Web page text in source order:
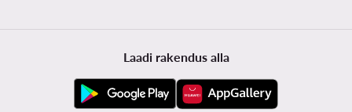
Laadi rakendus alla